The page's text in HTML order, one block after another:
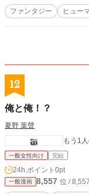
ファンタジー ヒュー
12
俺と俺！？
夏野 葉聲
もう1
一般女性向け 完結
24h.ポイント 0pt
一般漫画 8,557 位 /